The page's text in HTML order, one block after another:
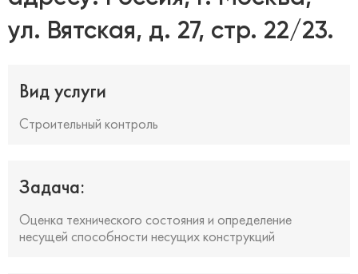
ул. Вятская, д. 27, стр. 22/23.
Вид услуги
Строительный контроль
Задача:
Оценка технического состояния и определение
несущей способности несущих конструкций